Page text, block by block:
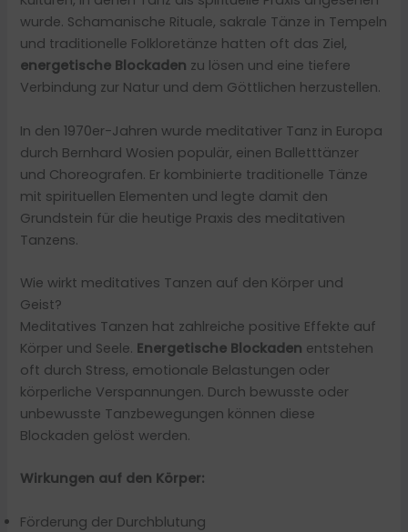
wurde. Schamanische Rituale, sakrale Tänze in Tempeln
und traditionelle Folkloretänze hatten oft das Ziel,
energetische Blockaden zu lösen und eine tiefere
Verbindung zur Natur und dem Göttlichen herzustellen.
In den 1970er-Jahren wurde meditativer Tanz in Europa
durch Bernhard Wosien populär, einen Balletttänzer
und Choreografen. Er kombinierte traditionelle Tänze
mit spirituellen Elementen und legte damit den
Grundstein für die heutige Praxis des meditativen
Tanzens.
Wie wirkt meditatives Tanzen auf den Körper und
Geist?
Meditatives Tanzen hat zahlreiche positive Effekte auf
Körper und Seele. Energetische Blockaden entstehen
oft durch Stress, emotionale Belastungen oder
körperliche Verspannungen. Durch bewusste oder
unbewusste Tanzbewegungen können diese
Blockaden gelöst werden.
Wirkungen auf den Körper:
Förderung der Durchblutung